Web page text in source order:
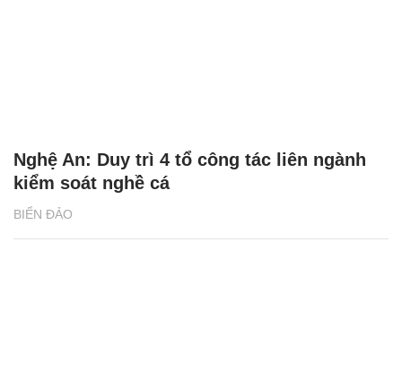
BIỂN ĐẢO
Nghệ An: Duy trì 4 tổ công tác liên ngành
kiểm soát nghề cá